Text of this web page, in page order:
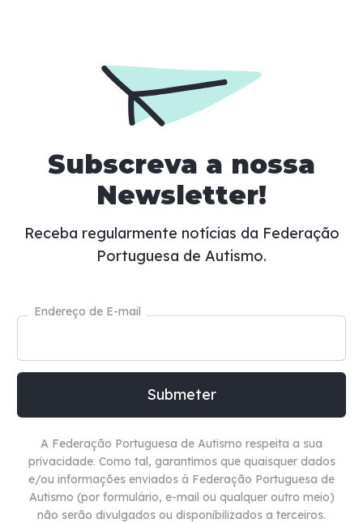
Subscreva a nossa
Newsletter!
Receba regularmente notícias da Federação
Portuguesa de Autismo.
Endereço de E-mail
A Federação Portuguesa de Autismo respeita a sua
privacidade. Como tal, garantimos que quaisquer dados
e/ou informações enviados à Federação Portuguesa de
Autismo (por formulário, e-mail ou qualquer outro meio)
não serão divulgados ou disponibilizados a terceiros.